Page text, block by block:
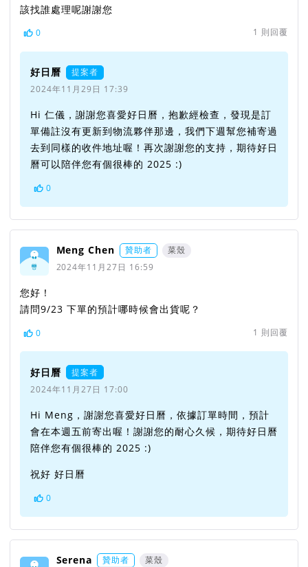
該找誰處理呢謝謝您
0 1 則回覆
好日曆
提案者
2024年11月29日 17:39
Hi 仁儀，謝謝您喜愛好日曆，抱歉經檢查，發現是訂
單備註沒有更新到物流夥伴那邊，我們下週幫您補寄過
去到同樣的收件地址喔！再次謝謝您的支持，期待好日
曆可以陪伴您有個很棒的 2025 :)
0
Meng Chen 贊助者
菜殼
2024年11月27日 16:59
您好！
請問9/23 下單的預計哪時候會出貨呢？
0 1 則回覆
好日曆
提案者
2024年11月27日 17:00
Hi Meng，謝謝您喜愛好日曆，依據訂單時間，預計
會在本週五前寄出喔！謝謝您的耐心久候，期待好日曆
陪伴您有個很棒的 2025 :)
祝好 好日曆
0
Serena 贊助者
菜殼